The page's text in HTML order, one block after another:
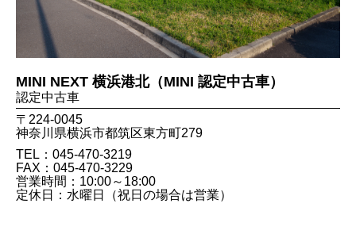
MINI NEXT 横浜港北（MINI 認定中古車）
認定中古車
〒224-0045
神奈川県横浜市都筑区東方町279
TEL：045-470-3219
FAX：045​-470​-3229
営業時間：10:00～18:00
定休日：水曜日（祝日の場合は営業）